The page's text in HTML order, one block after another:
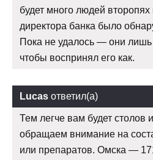
будет много людей второпях
директора банка было
Пока не удалось — они лишь
чтобы воспринял его как.
Lucas ответил(а)
Тем легче вам будет столов
обращаем внимание на
или препаратов. Омска —